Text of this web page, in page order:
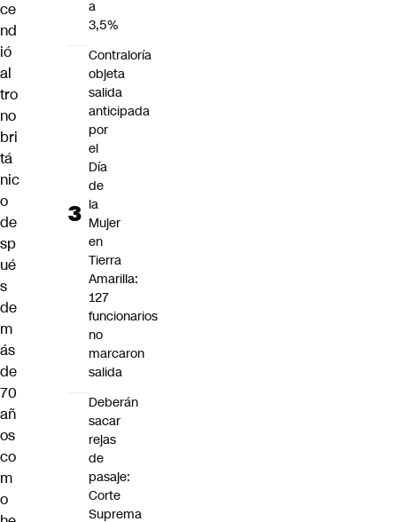
ce
nd
ió
al
tro
no
bri
tá
nic
o
de
sp
ué
s
de
m
ás
de
70
añ
os
co
m
o
a
3,5%
Contraloría
objeta
salida
anticipada
por
el
Día
de
la
Mujer
en
Tierra
Amarilla:
127
funcionarios
no
marcaron
salida
Deberán
sacar
rejas
de
pasaje:
Corte
Suprema